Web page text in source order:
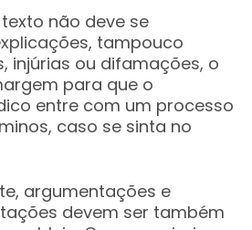
não deve se
tampouco
injúrias ou difamações, o
para que o
entre com um processo
caso se sinta no
argumentações e
devem ser também